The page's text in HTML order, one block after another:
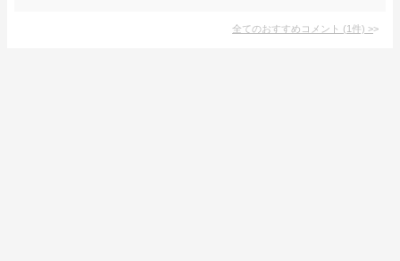
全てのおすすめコメント (1件) >